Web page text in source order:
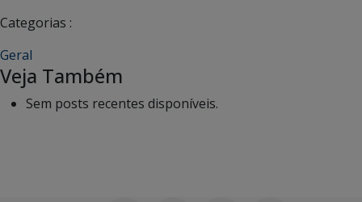
Categorias :
Geral
Veja Também
Sem posts recentes disponíveis.